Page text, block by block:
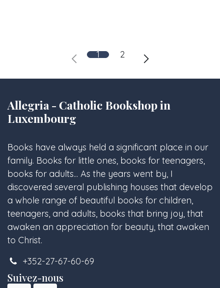
1 2
Allegria - Catholic Bookshop in
Luxembourg
Books have always held a significant place in our
family. Books for little ones, books for teenagers,
books for adults... As the years went by, I
discovered several publishing houses that develop
a whole range of beautiful books for children,
teenagers, and adults, books that bring joy, that
awaken an appreciation for beauty, that awaken
to Christ.
+352-27-67-60-69
Suivez-nous